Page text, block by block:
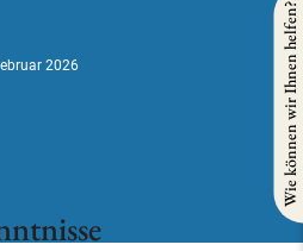
2026 Wie können wir Ihnen helfen?